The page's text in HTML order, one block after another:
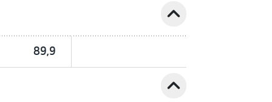
expand_less
89,9
expand_less